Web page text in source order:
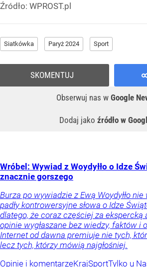
Źródło: WPROST.pl
Siatkówka Paryż 2024 Sport
Obserwuj nas w Google
Dodaj jako źródło w
SKOMENTUJ
Wróbel: Wywiad z Woydyłło o Idze
znacznie gorszego
Burza po wywiadzie z Ewą Woydyłło nie
padły kontrowersyjne słowa o Idze
dlatego, że coraz częściej za ekspercką
opinie wygłaszane bez wiedzy, faktów i
Internet od dawna premiuje nie tych,
lecz tych, którzy mówią najgłośniej.
Opinie i komentarzeKrajSportTylko u